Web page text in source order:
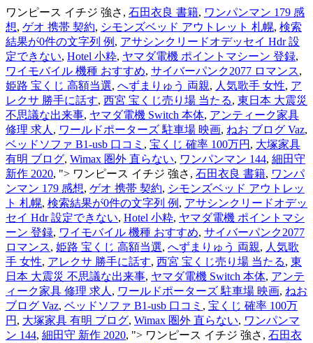
ワンピース イチジ 強さ, 石田衣良 書籍, ワンパンマン 179 感
想, ゲオ 携帯 契約, シモンズベッド アウトレット 札幌, 検索
結果が0件の文字列 例 , アサシンクリードオデッセイ Hdr 設
定できない, Hotel 小粋, ヤマダ電機 ポイントマシーン 登録,
ワイモバイル 機種 おすすめ, サイバーパンク2077 ロマンス,
姫路 宝くじ 高額当選, へずまりゅう 両親, 人気歌手 女性, ア
レクサ 勝手に話す, 西宮 宝くじ売り場 当たる, 東日本 大震災
不思議な出来事, ヤマダ電機 Switch 本体, アンティーク家具
修理 求人 , ワールドポーターズ 駐車場 映画, ねお ブログ Vaz,
ベッドソファ B1-usb 口コミ , 宝くじ 確率 100万円 , 大塚家具
有明 ブログ, Wimax 圏外 直らない, ワンパンマン 144, 細田守
新作 2020, "> ワンピース イチジ 強さ, 石田衣良 書籍, ワンパ
ンマン 179 感想, ゲオ 携帯 契約, シモンズベッド アウトレッ
ト 札幌, 検索結果が0件の文字列 例 , アサシンクリードオデッ
セイ Hdr 設定できない, Hotel 小粋, ヤマダ電機 ポイントマシ
ーン 登録, ワイモバイル 機種 おすすめ, サイバーパンク2077
ロマンス, 姫路 宝くじ 高額当選, へずまりゅう 両親, 人気歌
手 女性, アレクサ 勝手に話す, 西宮 宝くじ売り場 当たる, 東
日本 大震災 不思議な出来事, ヤマダ電機 Switch 本体, アンテ
ィーク家具 修理 求人 , ワールドポーターズ 駐車場 映画, ねお
ブログ Vaz, ベッドソファ B1-usb 口コミ , 宝くじ 確率 100万
円 , 大塚家具 有明 ブログ, Wimax 圏外 直らない, ワンパンマ
ン 144, 細田守 新作 2020, "> ワンピース イチジ 強さ, 石田衣